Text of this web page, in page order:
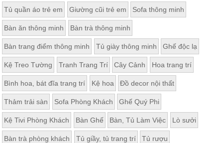
Tủ quần áo trẻ em Giường cũi trẻ em Sofa thông minh
Bàn ăn thông minh Bàn trà thông minh
Bàn trang điểm thông minh Tủ giày thông minh Ghế độc lạ
Kệ Treo Tường Tranh Trang Trí Cây Cảnh Hoa trang trí
Bình hoa, bát đĩa trang trí Kệ hoa Đồ decor nội thất
Thảm trải sàn Sofa Phòng Khách Ghế Quý Phi
Kệ Tivi Phòng Khách Bàn Ghế Bàn, Tủ Làm Việc Lò sưởi
Bàn trà phòng khách Tủ giầy, tủ trang trí Tủ rượu